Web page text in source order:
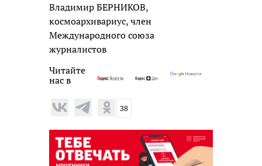
Владимир БЕРНИКОВ,
космоархивариус, член
Международного союза
журналистов
Читайте
нас в
38